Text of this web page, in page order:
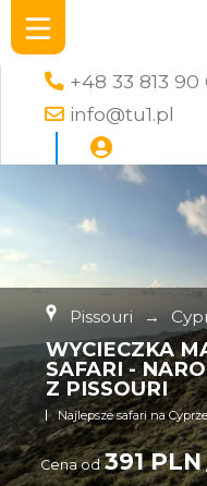
+48 33 813 90
info@tu1.pl
Pissouri →
WYCIECZKA
SAFARI -
Z PISSOURI
Najlepsze safari na
Cena od 391 PLN